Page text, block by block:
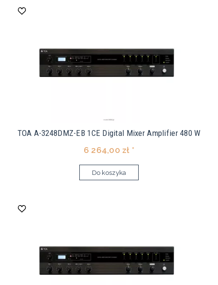
TOA A-3248DMZ-EB 1CE Digital Mixer Amplifier 480 W
6 264,00 zł *
Do koszyka